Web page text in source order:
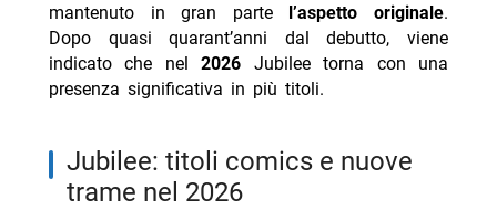
mantenuto in gran parte l’aspetto originale.
Dopo quasi quarant’anni dal debutto, viene
indicato che nel2026 Jubilee torna con una
presenza significativa in più titoli.
Jubilee: titoli comics e nuove
trame nel 2026